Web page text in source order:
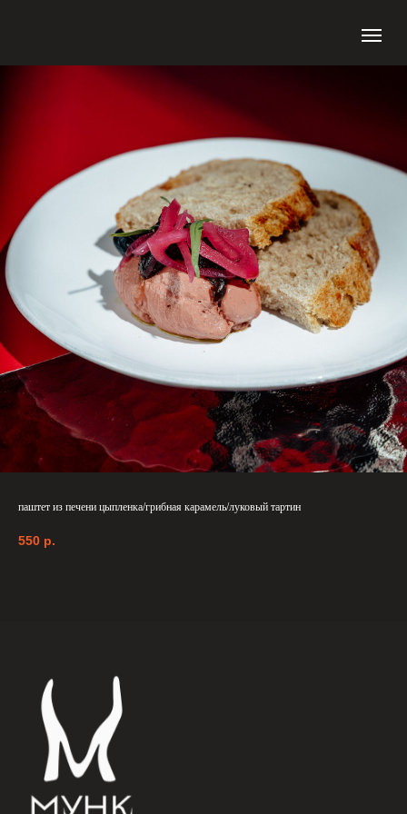
паштет из печени цыпленка/грибная карамель/луковый тартин
550 р.